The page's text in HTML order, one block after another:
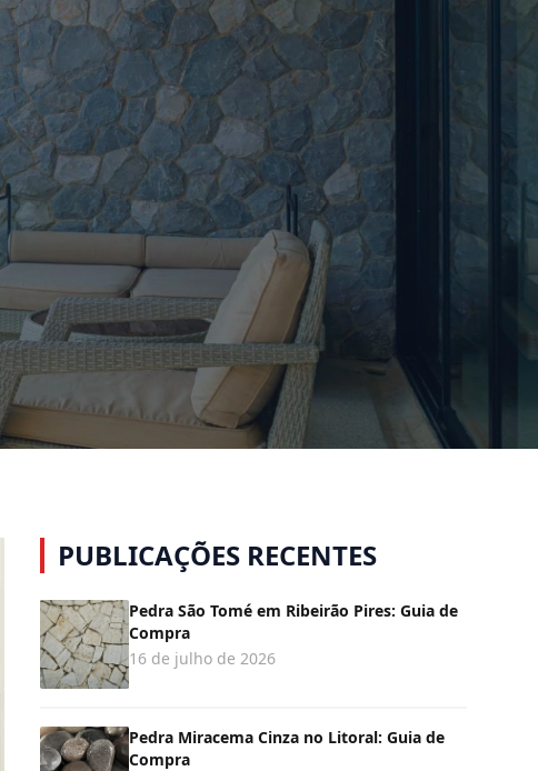
PUBLICAÇÕES RECENTES
Pedra São Tomé em Ribeirão Pires: Guia de
Compra
16 de julho de 2026
Pedra Miracema Cinza no Litoral: Guia de
Compra